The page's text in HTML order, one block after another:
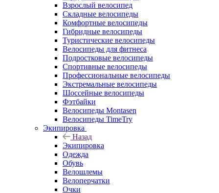
Взрослый велосипед
Складные велосипеды
Комфортные велосипеды
Гибридные велосипеды
Туристические велосипеды
Велосипеды для фитнеса
Подростковые велосипеды
Спортивные велосипеды
Профессиональные велосипеды
Экстремальные велосипеды
Шоссейные велосипеды
Фэтбайки
Велосипеды Montasen
Велосипеды TimeTry
Экипировка
Назад
Экипировка
Одежда
Обувь
Велошлемы
Велоперчатки
Очки